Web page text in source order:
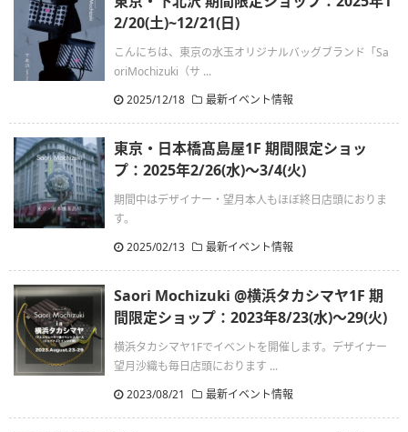
2/20(土)~12/21(日)
こんにちは、東京の水玉オリジナルバッグブランド「Sa
oriMochizuki（サ ...
2025/12/18
最新イベント情報
東京・日本橋髙島屋1F 期間限定ショッ
プ：2025年2/26(水)〜3/4(火)
期間中はデザイナー・望月本人もほぼ終日店頭におりま
す。
2025/02/13
最新イベント情報
Saori Mochizuki @横浜タカシマヤ1F 期
間限定ショップ：2023年8/23(水)〜29(火)
横浜タカシマヤ1Fでイベントを開催します。デザイナー
望月沙織も毎日店頭におります ...
2023/08/21
最新イベント情報